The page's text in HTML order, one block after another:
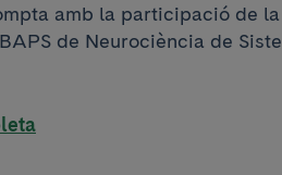
amb la participació de la
de Neurociència de